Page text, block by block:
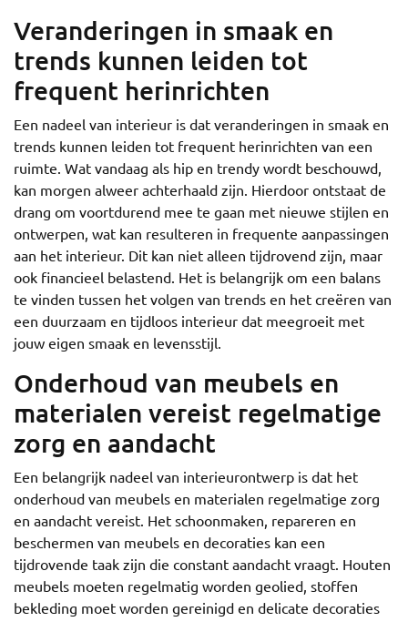
Veranderingen in smaak en
trends kunnen leiden tot
frequent herinrichten
Een nadeel van interieur is dat veranderingen in smaak en
trends kunnen leiden tot frequent herinrichten van een
ruimte. Wat vandaag als hip en trendy wordt beschouwd,
kan morgen alweer achterhaald zijn. Hierdoor ontstaat de
drang om voortdurend mee te gaan met nieuwe stijlen en
ontwerpen, wat kan resulteren in frequente aanpassingen
aan het interieur. Dit kan niet alleen tijdrovend zijn, maar
ook financieel belastend. Het is belangrijk om een balans
te vinden tussen het volgen van trends en het creëren van
een duurzaam en tijdloos interieur dat meegroeit met
jouw eigen smaak en levensstijl.
Onderhoud van meubels en
materialen vereist regelmatige
zorg en aandacht
Een belangrijk nadeel van interieurontwerp is dat het
onderhoud van meubels en materialen regelmatige zorg
en aandacht vereist. Het schoonmaken, repareren en
beschermen van meubels en decoraties kan een
tijdrovende taak zijn die constant aandacht vraagt. Houten
meubels moeten regelmatig worden geolied, stoffen
bekleding moet worden gereinigd en delicate decoraties